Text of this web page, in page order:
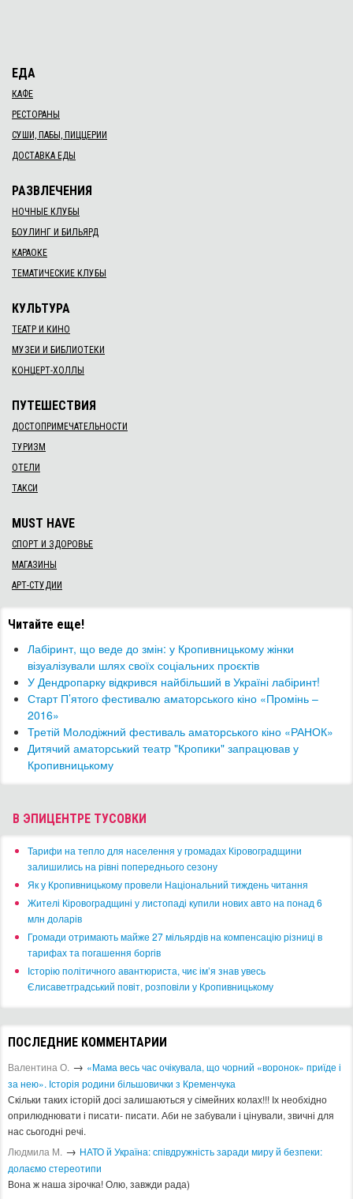
ЕДА
КАФЕ
РЕСТОРАНЫ
СУШИ, ПАБЫ, ПИЦЦЕРИИ
ДОСТАВКА ЕДЫ
РАЗВЛЕЧЕНИЯ
НОЧНЫЕ КЛУБЫ
БОУЛИНГ И БИЛЬЯРД
КАРАОКЕ
ТЕМАТИЧЕСКИЕ КЛУБЫ
КУЛЬТУРА
ТЕАТР И КИНО
МУЗЕИ И БИБЛИОТЕКИ
КОНЦЕРТ-ХОЛЛЫ
ПУТЕШЕСТВИЯ
ДОСТОПРИМЕЧАТЕЛЬНОСТИ
ТУРИЗМ
ОТЕЛИ
ТАКСИ
MUST HAVE
СПОРТ И ЗДОРОВЬЕ
МАГАЗИНЫ
АРТ-СТУДИИ
Читайте еще!
Лабіринт, що веде до змін: у Кропивницькому жінки
візуалізували шлях своїх соціальних проєктів
У Дендропарку відкрився найбільший в Україні лабіринт!
Старт П’ятого фестивалю аматорського кіно «Промінь –
2016»
Третій Молодіжний фестиваль аматорського кіно «РАНОК»
Дитячий аматорський театр "Кропики" запрацював у
Кропивницькому
В ЭПИЦЕНТРЕ ТУСОВКИ
​Тарифи на тепло для населення у громадах Кіровоградщини
залишились на рівні попереднього сезону
​Як у Кропивницькому провели Національний тиждень читання
​Жителі Кіровоградщині у листопаді купили нових авто на понад 6
млн доларів
​Громади отримають майже 27 мільярдів на компенсацію різниці в
тарифах та погашення боргів
Історію політичного авантюриста, чиє ім’я знав увесь
Єлисаветградський повіт, розповіли у Кропивницькому
ПОСЛЕДНИЕ КОММЕНТАРИИ
Валентина О. → «Мама весь час очікувала, що чорний «воронок» приїде і
за нею». Історія родини більшовички з Кременчука
Скільки таких історій досі залишаються у сімейних колах!!! Іх необхідно
оприлюднювати і писати- писати. Аби не забували і цінували, звичні для
нас сьогодні речі.
Людмила М. → ​НАТО й Україна: співдружність заради миру й безпеки:
долаємо стереотипи
Вона ж наша зірочка! Олю, завжди рада)